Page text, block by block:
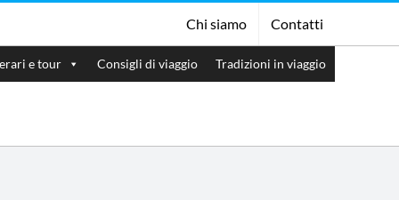
Chi siamo Contatti
e tour Consigli di viaggio Tradizioni in viaggio